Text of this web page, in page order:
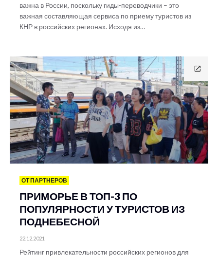
важна в России, поскольку гиды-переводчики – это
важная составляющая сервиса по приему туристов из
КНР в российских регионах. Исходя из…
ОТ ПАРТНЕРОВ
ПРИМОРЬЕ В ТОП-3 ПО
ПОПУЛЯРНОСТИ У ТУРИСТОВ ИЗ
ПОДНЕБЕСНОЙ
22.12.2021
Рейтинг привлекательности российских регионов для